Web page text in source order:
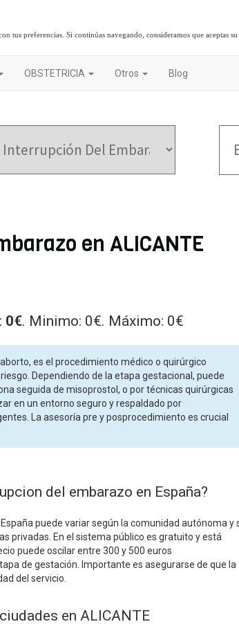
tus preferencias. Si continúas navegando, consideramos que aceptas
OBSTETRICIA Otros Blog
en ALICANTE
0€. Minimo: 0€. Máximo: 0€
es el procedimiento médico o quirúrgico
Dependiendo de la etapa gestacional, puede
seguida de misoprostol, o por técnicas quirúrgicas
en un entorno seguro y respaldado por
La asesoría pre y posprocedimiento es crucial
del embarazo en España?
puede variar según la comunidad autónoma y
privadas. En el sistema público es gratuito y está
puede oscilar entre 300 y 500 euros
de gestación. Importante es asegurarse de que la
del servicio.
en ALICANTE